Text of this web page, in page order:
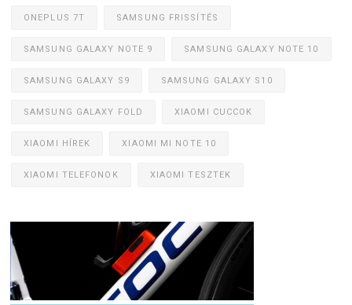
ONEPLUS 7T SAMSUNG FRISSÍTÉS
SAMSUNG GALAXY NOTE 9 SAMSUNG GALAXY NOTE 10
SAMSUNG GALAXY S9 SAMSUNG GALAXY S10
SAMSUNG GALAXY FOLD XIAOMI CUCCOK
XIAOMI HÍREK XIAOMI MI NOTE 10
XIAOMI TELEFONOK XIAOMI TESZTEK